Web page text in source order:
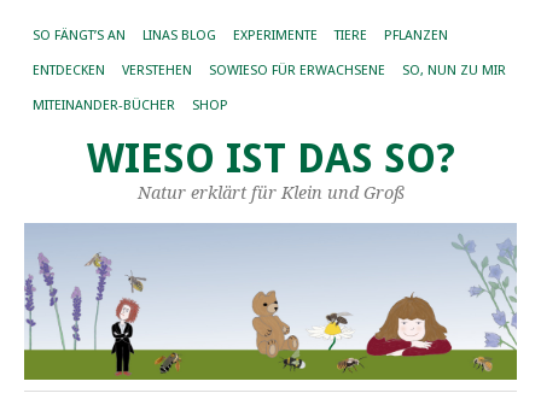
SO FÄNGT’S AN LINAS BLOG EXPERIMENTE TIERE PFLANZEN
ENTDECKEN VERSTEHEN SOWIESO FÜR ERWACHSENE SO, NUN ZU MIR
MITEINANDER-BÜCHER SHOP
WIESO IST DAS SO?
Natur erklärt für Klein und Groß